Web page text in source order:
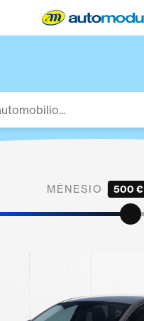
MĖNESIO ĮMOKA
500 €